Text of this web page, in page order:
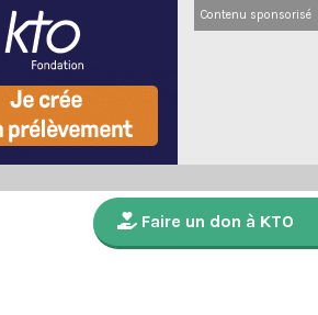
Contenu sponsorisé
Faire un don à KTO